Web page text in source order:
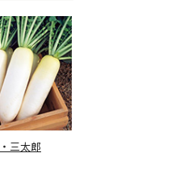
三太郎